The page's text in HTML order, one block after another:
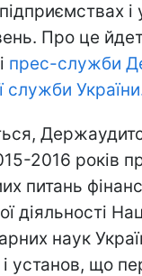
і
Про це
прес-служби
служби
2016 років
питань
діяльності
наук
установ, що